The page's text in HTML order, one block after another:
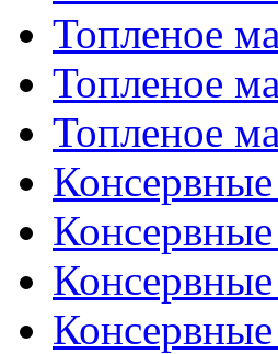
Топленое
Топленое
Топленое